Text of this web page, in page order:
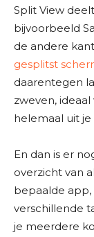
Split View
bijvoorbeeld
de andere
gesplitst
daarentegen
zweven,
helemaal uit
En dan is er
overzicht van
bepaalde app,
verschillende
je meerdere